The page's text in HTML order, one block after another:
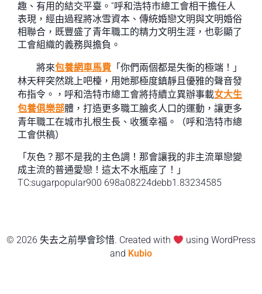
趣、有用的結交平臺。”呼和浩特市總工會相干擔任人
表現，經由過程將冰雪資本、傳統婚戀文明與文明婚俗
相聯合，既豐盛了青年職工的精力文明生涯，也彰顯了
工會組織的義務與擔負。
將來包養網車馬費 「你們兩個都是失衡的極端！」
林天秤突然跳上吧檯，用她那極度鎮靜且優雅的聲音發
布指令。，呼和浩特市總工會將持續立異辦事載女大生
包養俱樂部體，打造更多職工膾炙人口的運動，讓更多
青年職工在城市扎根生長、收獲幸福。（呼和浩特市總
工會供稿）
「灰色？那不是我的主色調！那會讓我的非主流單戀變
成主流的普通愛戀！這太不水瓶座了！」
TC:sugarpopular900 698a08224debb1.83234585
© 2026 失去之前學會珍惜. Created with
using WordPress
and Kubio